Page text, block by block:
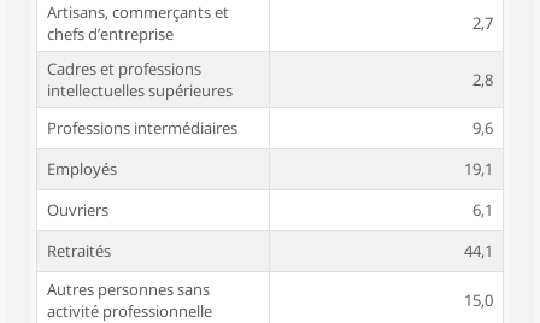
Artisans, commerçants et
chefs d’entreprise
2,7
Cadres et professions
intellectuelles supérieures
2,8
Professions intermédiaires
9,6
Employés
19,1
Ouvriers
6,1
Retraités
44,1
Autres personnes sans
activité professionnelle
15,0